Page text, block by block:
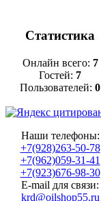
Статистика
Онлайн всего: 7
Гостей: 7
Пользователей: 0
Наши телефоны:
+7(928)263-50-78
+7(962)059-31-41
+7(923)676-98-30
E-mail для связи:
krd@oilshop55.ru